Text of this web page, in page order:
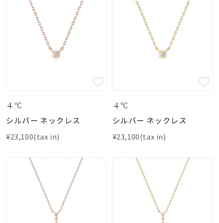
４℃
シルバー ネックレス
¥23,100(tax in)
４℃
シルバー ネックレス
¥23,100(tax in)